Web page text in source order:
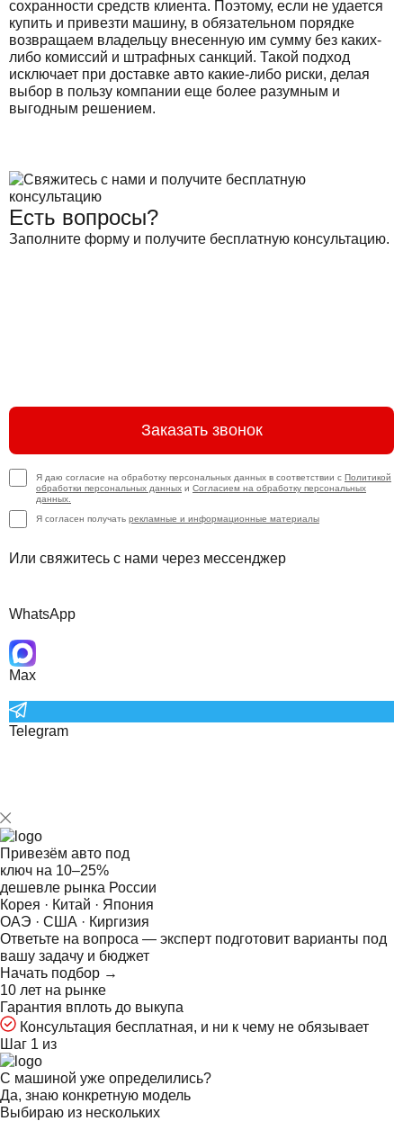
сохранности средств клиента. Поэтому, если не удается
купить и привезти машину, в обязательном порядке
возвращаем владельцу внесенную им сумму без каких-
либо комиссий и штрафных санкций. Такой подход
исключает при доставке авто какие-либо риски, делая
выбор в пользу компании еще более разумным и
выгодным решением.
Есть вопросы?
Заполните форму и получите бесплатную консультацию.
Заказать звонок
Я даю согласие на обработку персональных данных в соответствии с Политикой
обработки персональных данных и Согласием на обработку персональных
данных.
Я согласен получать рекламные и информационные материалы
Или свяжитесь с нами через мессенджер
WhatsApp
Max
Telegram
Привезём авто под
ключ на 10–25%
дешевле рынка России
Корея · Китай · Япония
ОАЭ · США · Киргизия
Ответьте на вопроса — эксперт подготовит варианты под
вашу задачу и бюджет
Начать подбор →
10 лет на рынке
Гарантия вплоть до выкупа
Консультация бесплатная, и ни к чему не обязывает
Шаг 1 из
С машиной уже определились?
Да, знаю конкретную модель
Выбираю из нескольких